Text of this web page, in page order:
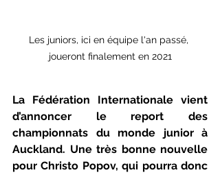
Les juniors, ici en équipe l'an passé,
joueront finalement en 2021
La Fédération Internationale vient
d’annoncer le report des
championnats du monde junior à
Auckland. Une très bonne nouvelle
pour Christo Popov, qui pourra donc